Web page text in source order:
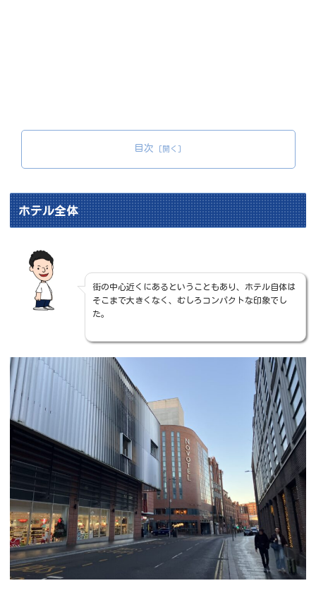
目次
ホテル全体
街の中心近くにあるということもあり、ホテル自体は
そこまで大きくなく、むしろコンパクトな印象でし
た。